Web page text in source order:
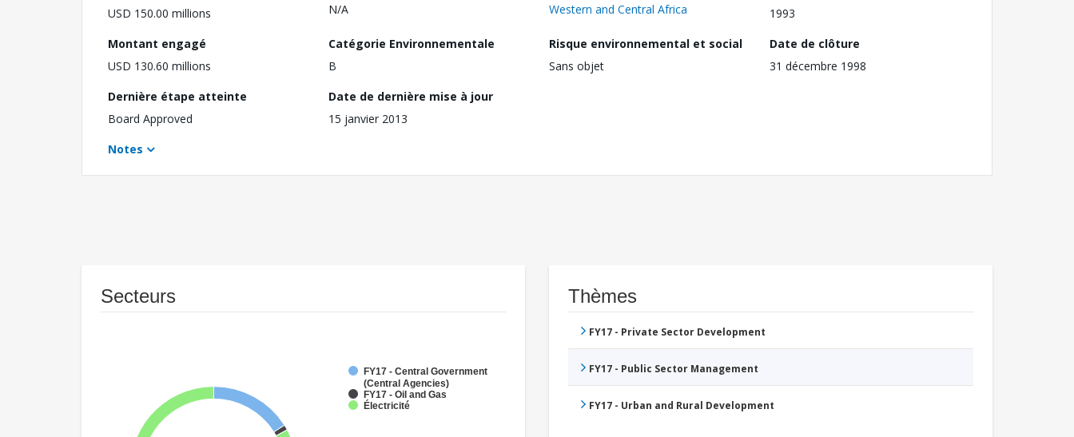
USD 150.00 millions
N/A
Western and Central Africa
1993
Montant engagé
USD 130.60 millions
Catégorie Environnementale
B
Risque environnemental et social
Sans objet
Date de clôture
31 décembre 1998
Dernière étape atteinte
Board Approved
Date de dernière mise à jour
15 janvier 2013
Notes
Secteurs
FY17 - Central Government
(Central Agencies)
FY17 - Oil and Gas
Électricité
Thèmes
FY17 - Private Sector Development
FY17 - Public Sector Management
FY17 - Urban and Rural Development